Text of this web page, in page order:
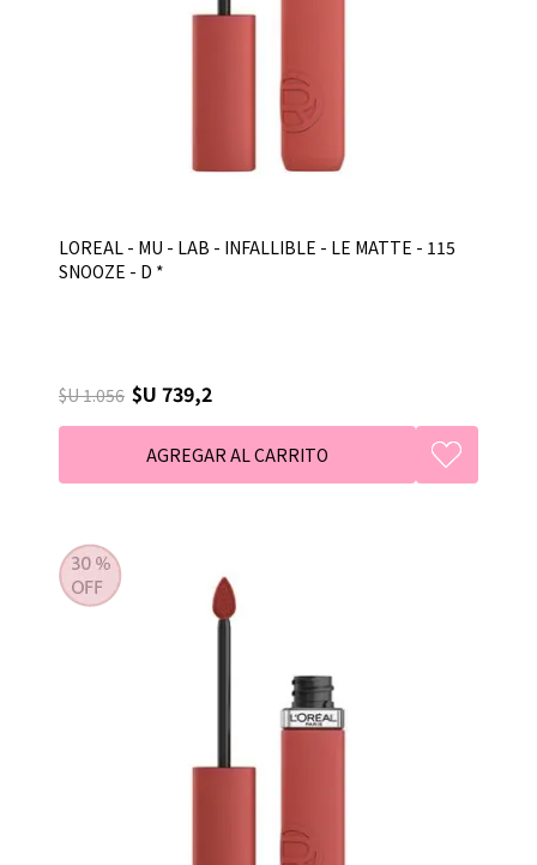
LOREAL - MU - LAB - INFALLIBLE - LE MATTE - 115
SNOOZE - D *
$U 1.056 $U 739,2